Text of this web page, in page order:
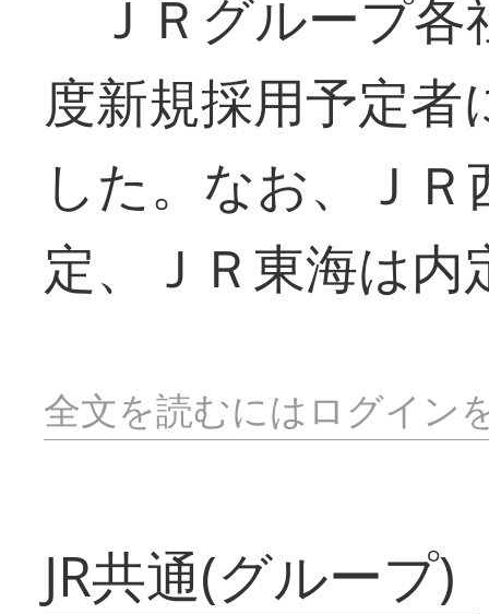
ＪＲグループ各
度新規採用予定
した。なお、Ｊ
定、ＪＲ東海は
全文を読むにはログイン
JR共通(グループ)